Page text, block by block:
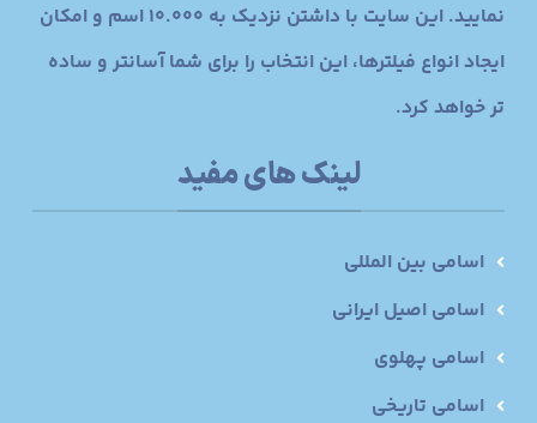
نمایید. این سایت با داشتن نزدیک به 10.000 اسم و امکان
ایجاد انواع فیلترها، این انتخاب را برای شما آسانتر و ساده
تر خواهد کرد.
لینک های مفید
اسامی بین المللی
اسامی اصیل ایرانی
اسامی پهلوی
اسامی تاریخی